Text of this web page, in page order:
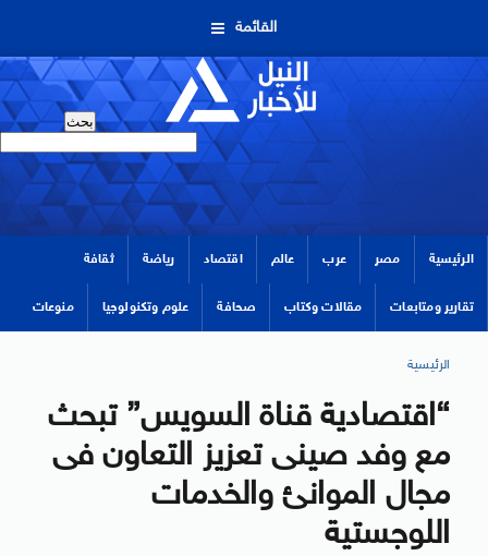
القائمة
الرئيسية مصر عرب عالم اقتصاد رياضة ثقافة
تقارير ومتابعات مقالات وكتاب صحافة علوم وتكنولوجيا منوعات
الرئيسية
“اقتصادية قناة السويس” تبحث
مع وفد صينى تعزيز التعاون فى
مجال الموانئ والخدمات
اللوجستية